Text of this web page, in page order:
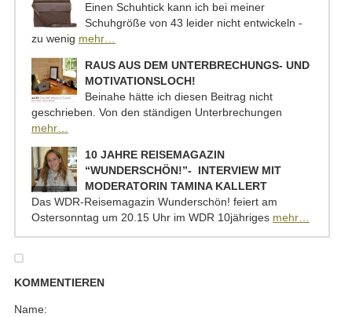
Einen Schuhtick kann ich bei meiner
Schuhgröße von 43 leider nicht entwickeln -
zu wenig mehr…
RAUS AUS DEM UNTERBRECHUNGS- UND
MOTIVATIONSLOCH!
Beinahe hätte ich diesen Beitrag nicht
geschrieben. Von den ständigen Unterbrechungen
mehr…
10 JAHRE REISEMAGAZIN
“WUNDERSCHÖN!”- INTERVIEW MIT
MODERATORIN TAMINA KALLERT
Das WDR-Reisemagazin Wunderschön! feiert am
Ostersonntag um 20.15 Uhr im WDR 10jähriges mehr…
KOMMENTIEREN
Name: